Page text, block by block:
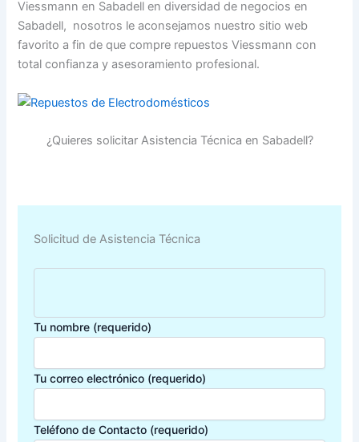
Viessmann en Sabadell en diversidad de negocios en
Sabadell, nosotros le aconsejamos nuestro sitio web
favorito a fin de que compre repuestos Viessmann con
total confianza y asesoramiento profesional.
¿Quieres solicitar Asistencia Técnica en Sabadell?
Solicitud de Asistencia Técnica
Tu nombre (requerido)
Tu correo electrónico (requerido)
Teléfono de Contacto (requerido)